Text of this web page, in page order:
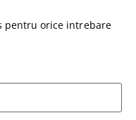
pentru orice intrebare